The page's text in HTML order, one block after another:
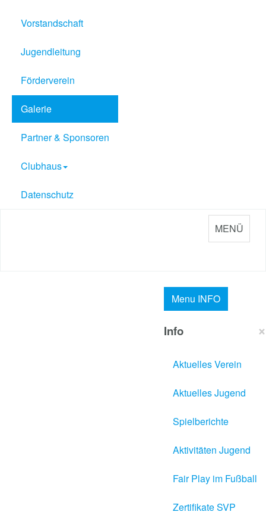
Vorstandschaft
Jugendleitung
Förderverein
Galerie
Partner & Sponsoren
Clubhaus
Datenschutz
MENÜ
Menu INFO
×
Info
Aktuelles Verein
Aktuelles Jugend
Spielberichte
Aktivitäten Jugend
Fair Play im Fußball
Zertifikate SVP